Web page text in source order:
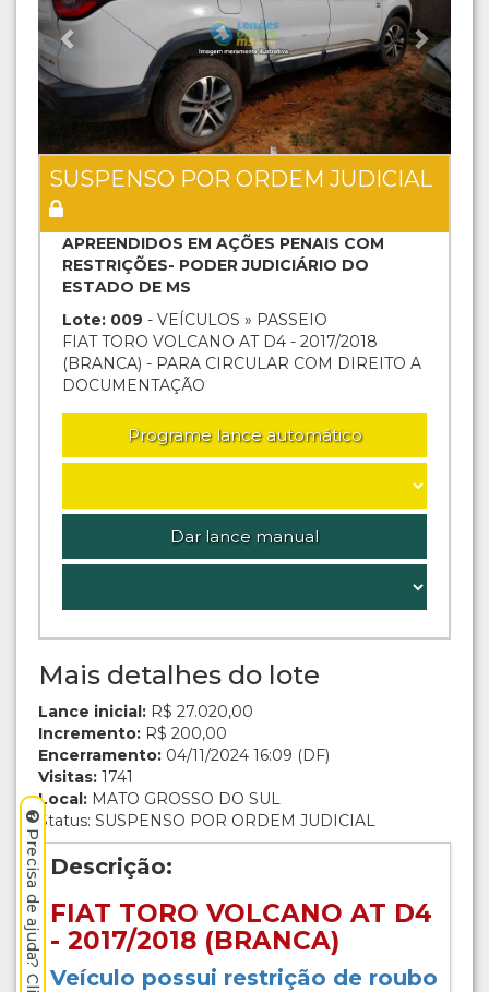
SUSPENSO POR ORDEM JUDICIAL
LEILÃO 132/2024 DE VEÍCULOS
APREENDIDOS EM AÇÕES PENAIS COM
RESTRIÇÕES- PODER JUDICIÁRIO DO
ESTADO DE MS
Lote: 009 - VEÍCULOS » PASSEIO
FIAT TORO VOLCANO AT D4 - 2017/2018
(BRANCA) - PARA CIRCULAR COM DIREITO A
DOCUMENTAÇÃO
Programe lance automático
Dar lance manual
Mais detalhes do lote
Lance inicial: R$ 27.020,00
Incremento: R$ 200,00
Encerramento: 04/11/2024 16:09 (DF)
Visitas: 1741
Local: MATO GROSSO DO SUL
Status: SUSPENSO POR ORDEM JUDICIAL
Descrição:
FIAT TORO VOLCANO AT D4
- 2017/2018 (BRANCA)
Veículo possui restrição de roubo